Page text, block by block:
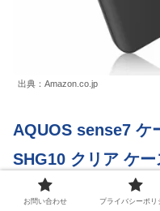
出典：Amazon.co.jp
AQUOS sense7 ケ
SHG10 クリア ケ
フトTPUスマホケ
お問い合わせ プライバシーポリ